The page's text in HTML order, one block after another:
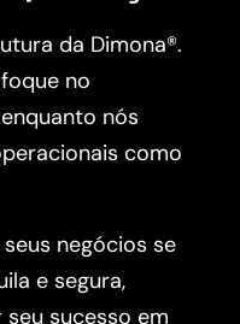
da Dimona®.
no
nós
como
negócios se
e segura,
sucesso em